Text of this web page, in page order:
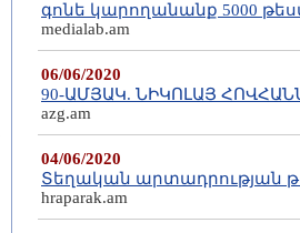
գոնե կարողանանք 5000
medialab.am
06/06/2020
90-ԱՄՅԱԿ. ՆԻԿՈԼԱՅ
azg.am
04/06/2020
Տեղական արտադրության
hraparak.am